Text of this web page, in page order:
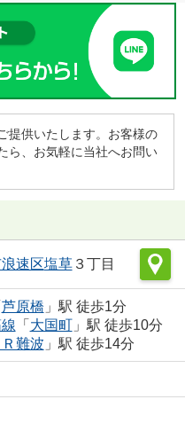
提供いたします。お客様の
ら、お気軽に当社へお問い
速区塩草３丁目
芦原橋 」駅 徒歩1分
「 大国町」駅 徒歩10分
Ｒ難波 」駅 徒歩14分